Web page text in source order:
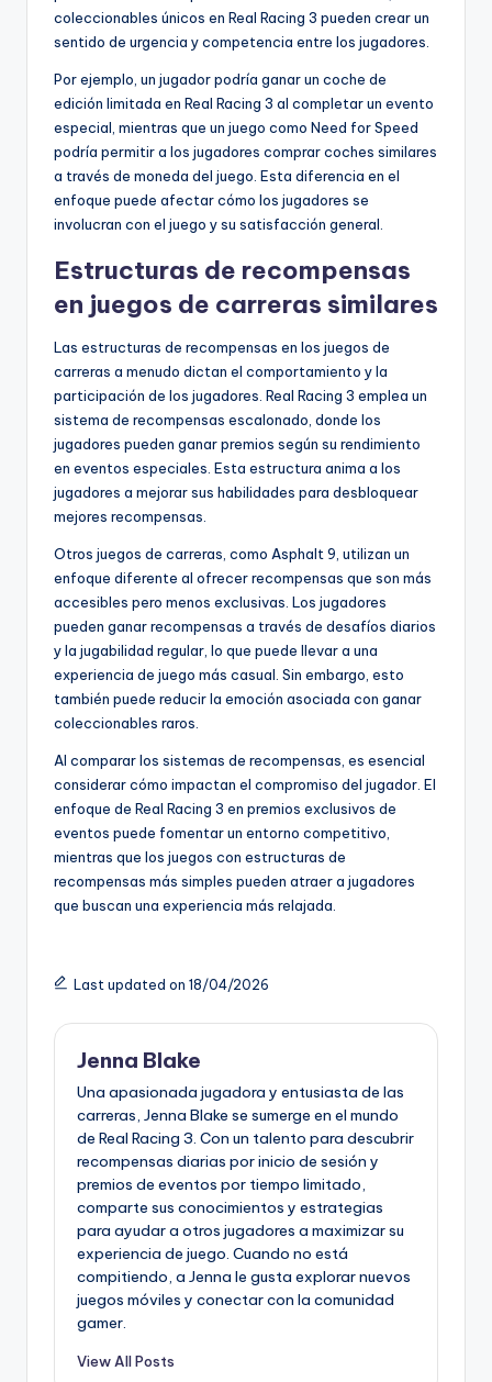
coleccionables únicos en Real Racing 3 pueden crear un
sentido de urgencia y competencia entre los jugadores.
Por ejemplo, un jugador podría ganar un coche de
edición limitada en Real Racing 3 al completar un evento
especial, mientras que un juego como Need for Speed
podría permitir a los jugadores comprar coches similares
a través de moneda del juego. Esta diferencia en el
enfoque puede afectar cómo los jugadores se
involucran con el juego y su satisfacción general.
Estructuras de recompensas
en juegos de carreras similares
Las estructuras de recompensas en los juegos de
carreras a menudo dictan el comportamiento y la
participación de los jugadores. Real Racing 3 emplea un
sistema de recompensas escalonado, donde los
jugadores pueden ganar premios según su rendimiento
en eventos especiales. Esta estructura anima a los
jugadores a mejorar sus habilidades para desbloquear
mejores recompensas.
Otros juegos de carreras, como Asphalt 9, utilizan un
enfoque diferente al ofrecer recompensas que son más
accesibles pero menos exclusivas. Los jugadores
pueden ganar recompensas a través de desafíos diarios
y la jugabilidad regular, lo que puede llevar a una
experiencia de juego más casual. Sin embargo, esto
también puede reducir la emoción asociada con ganar
coleccionables raros.
Al comparar los sistemas de recompensas, es esencial
considerar cómo impactan el compromiso del jugador. El
enfoque de Real Racing 3 en premios exclusivos de
eventos puede fomentar un entorno competitivo,
mientras que los juegos con estructuras de
recompensas más simples pueden atraer a jugadores
que buscan una experiencia más relajada.
Last updated on 18/04/2026
Jenna Blake
Una apasionada jugadora y entusiasta de las
carreras, Jenna Blake se sumerge en el mundo
de Real Racing 3. Con un talento para descubrir
recompensas diarias por inicio de sesión y
premios de eventos por tiempo limitado,
comparte sus conocimientos y estrategias
para ayudar a otros jugadores a maximizar su
experiencia de juego. Cuando no está
compitiendo, a Jenna le gusta explorar nuevos
juegos móviles y conectar con la comunidad
gamer.
View All Posts